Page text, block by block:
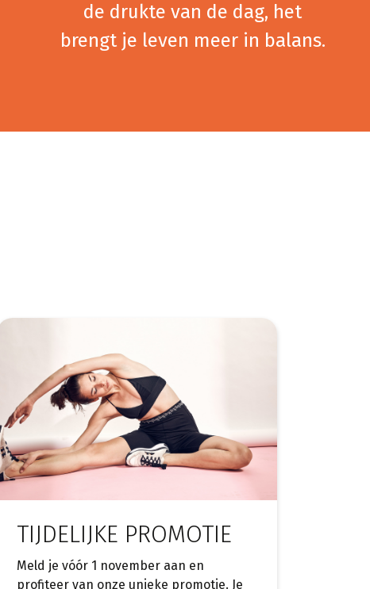
de drukte van de dag, het
brengt je leven meer in balans.
TIJDELIJKE PROMOTIE
Meld je vóór 1 november aan en
profiteer van onze unieke promotie. Je